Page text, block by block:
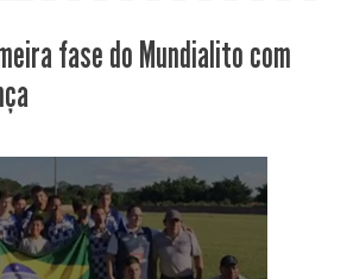
fase do Mundialito com